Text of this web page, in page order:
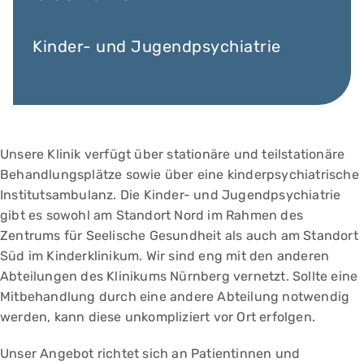
Kinder- und Jugendpsychiatrie
Unsere Klinik verfügt über stationäre und teilstationäre
Behandlungsplätze sowie über eine kinderpsychiatrische
Institutsambulanz. Die Kinder- und Jugendpsychiatrie
gibt es sowohl am Standort Nord im Rahmen des
Zentrums für Seelische Gesundheit als auch am Standort
Süd im Kinderklinikum. Wir sind eng mit den anderen
Abteilungen des Klinikums Nürnberg vernetzt. Sollte eine
Mitbehandlung durch eine andere Abteilung notwendig
werden, kann diese unkompliziert vor Ort erfolgen.
Unser Angebot richtet sich an Patientinnen und